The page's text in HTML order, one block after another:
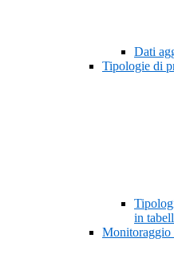
Dati
Tipologie di
in
Monitoraggio